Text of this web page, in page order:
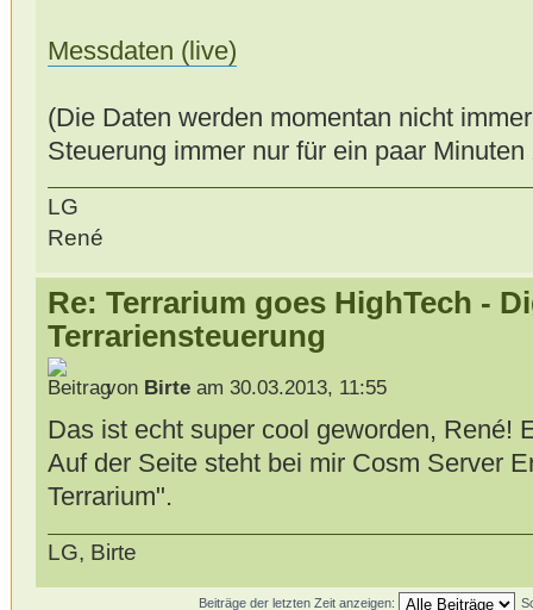
Messdaten (live)
(Die Daten werden momentan nicht
Steuerung immer nur für ein paar
LG
René
Re: Terrarium goes HighTech -
Terrariensteuerung
von Birteam 30.03.2013, 11:55
Das ist echt super cool geworden, René!
Auf der Seite steht bei mir Cosm Server
Terrarium".
LG, Birte
Beiträge der letzten Zeit anzeigen: